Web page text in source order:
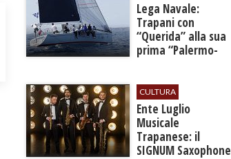
​Lega Navale:
Trapani con
“Querida” alla sua
prima “Palermo-
CULTURA
Ente Luglio
Musicale
Trapanese: il
SIGNUM Saxophone